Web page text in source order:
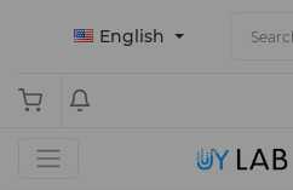
English